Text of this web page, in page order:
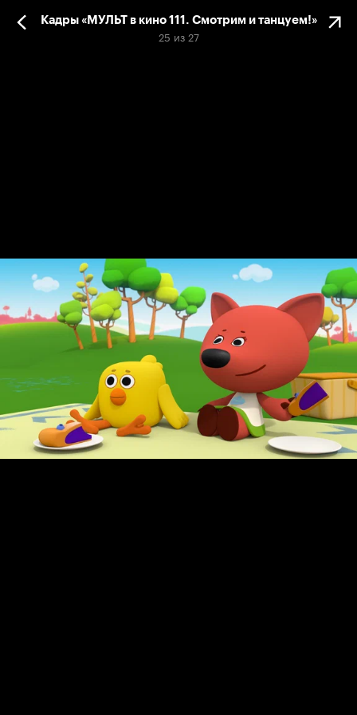
Кадры «МУЛЬТ в кино 111. Смотрим и танцуем!»
25 из 27